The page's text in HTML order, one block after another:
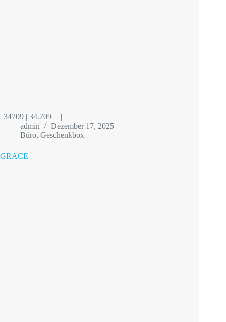
| 34709 | 34.709 | | |
admin
Dezember 17, 2025
Büro, Geschenkbox
GRACE